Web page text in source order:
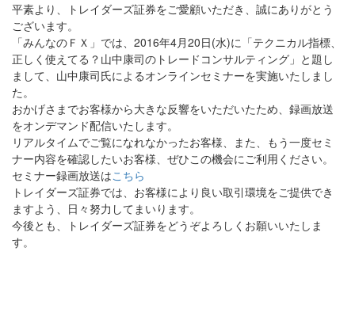
平素より、トレイダーズ証券をご愛顧いただき、誠にありがとう
ございます。
「みんなのＦＸ」では、2016年4月20日(水)に「テクニカル指標、
正しく使えてる？山中康司のトレードコンサルティング」と題し
まして、山中康司氏によるオンラインセミナーを実施いたしまし
た。
おかげさまでお客様から大きな反響をいただいたため、録画放送
をオンデマンド配信いたします。
リアルタイムでご覧になれなかったお客様、また、もう一度セミ
ナー内容を確認したいお客様、ぜひこの機会にご利用ください。
セミナー録画放送はこちら
トレイダーズ証券では、お客様により良い取引環境をご提供でき
ますよう、日々努力してまいります。
今後とも、トレイダーズ証券をどうぞよろしくお願いいたしま
す。